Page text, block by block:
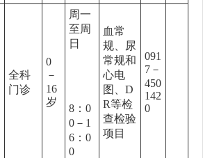
全科
门诊
0
－
16
岁
周一
至周
日
8：0
0－1
6：0
0
血常
规、尿
常规和
心电
图、D
R等检
查检验
项目
091
7－
450
142
0